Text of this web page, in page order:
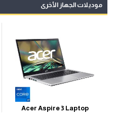
موديلات الجهاز الأخرى
Acer Aspire 3 Laptop